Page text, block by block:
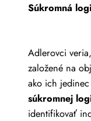
Súkromná
Adlerovci
založené na
ako ich
súkromnej
identifikovať